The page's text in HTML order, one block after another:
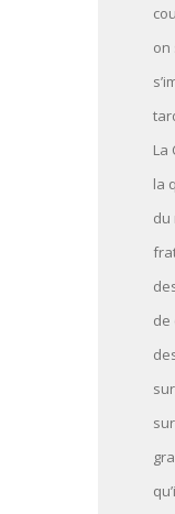
on
La
la
du
de